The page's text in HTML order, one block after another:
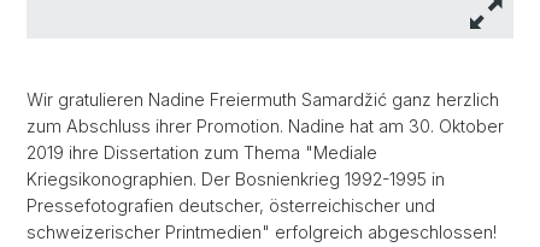
Wir gratulieren Nadine Freiermuth Samardžić ganz herzlich
zum Abschluss ihrer Promotion. Nadine hat am 30. Oktober
2019 ihre Dissertation zum Thema "Mediale
Kriegsikonographien. Der Bosnienkrieg 1992-1995 in
Pressefotografien deutscher, österreichischer und
schweizerischer Printmedien" erfolgreich abgeschlossen!